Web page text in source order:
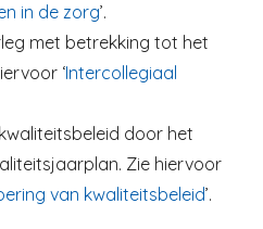
in de zorg’.
met betrekking tot het
‘Intercollegiaal
door het
Zie hiervoor
van kwaliteitsbeleid’.